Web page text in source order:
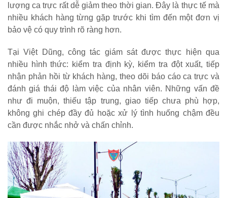
lượng ca trực rất dễ giảm theo thời gian. Đây là thực tế mà
nhiều khách hàng từng gặp trước khi tìm đến một đơn vị
bảo vệ có quy trình rõ ràng hơn.
Tại Việt Dũng, công tác giám sát được thực hiện qua
nhiều hình thức: kiểm tra định kỳ, kiểm tra đột xuất, tiếp
nhận phản hồi từ khách hàng, theo dõi báo cáo ca trực và
đánh giá thái độ làm việc của nhân viên. Những vấn đề
như đi muộn, thiếu tập trung, giao tiếp chưa phù hợp,
không ghi chép đầy đủ hoặc xử lý tình huống chậm đều
cần được nhắc nhở và chấn chỉnh.